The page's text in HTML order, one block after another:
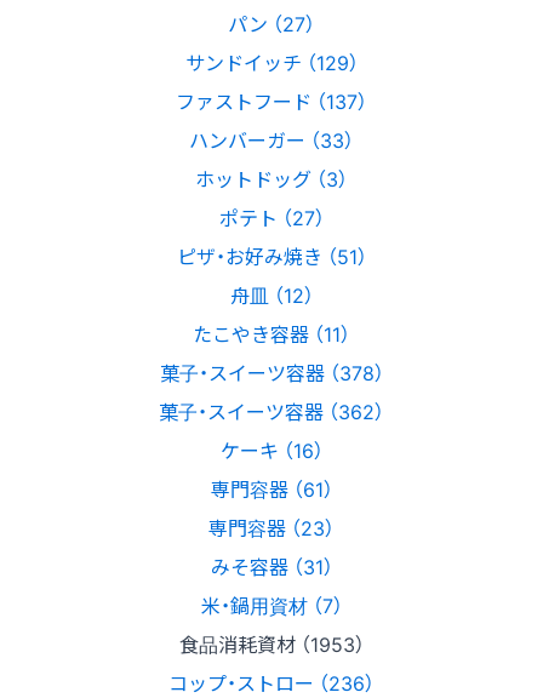
パン （27）
サンドイッチ （129）
ファストフード （137）
ハンバーガー （33）
ホットドッグ （3）
ポテト （27）
ピザ・お好み焼き （51）
舟皿 （12）
たこやき容器 （11）
菓子・スイーツ容器 （378）
菓子・スイーツ容器 （362）
ケーキ （16）
専門容器 （61）
専門容器 （23）
みそ容器 （31）
米・鍋用資材 （7）
食品消耗資材 （1953）
コップ・ストロー （236）